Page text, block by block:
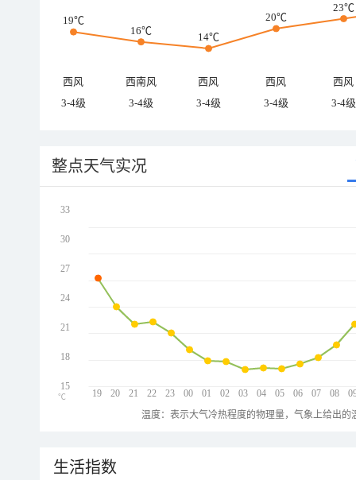
19℃
16℃
14℃
20℃
23℃
西风 西南风 西风 西风
西风
3-4级
3-4级 3-4级 3-4级 3-4级
整点天气实况
19 20 21 22 23 00 01 02 03 04 05 06 07 08
33
30
27
24
21
18
15
℃
温度：表示大气冷热程度的物理量，气象上给出
生活指数